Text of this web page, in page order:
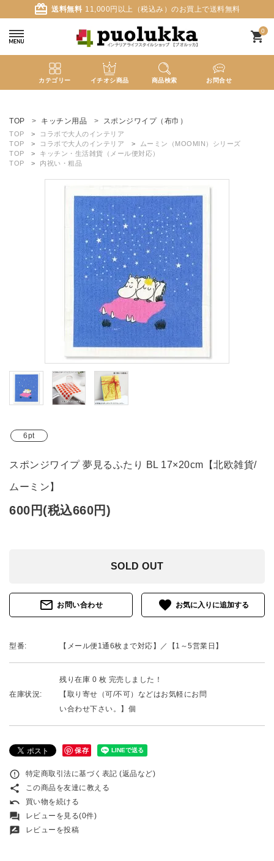
card_giftcard 送料無料 11,000円以上（税込み）のお買上で送料無料
0
shopping_cart
カテゴリー イチオシ商品 商品検索 お問合せ
ようこそ ゲスト 様
meeting_room ログイン person 新規会員登録
search
カテゴリーから探す
TOP キッチン用品 スポンジワイプ（布巾）
TOP
コラボで大人のインテリア
TOP
コラボで大人のインテリア
ムーミン（MOOMIN）シリーズ
TOP
キッチン・生活雑貨（メール便対応）
TOP
内祝い・粗品
6pt
スポンジワイプ 夢見るふたり BL 17×20cm【北欧雑貨/
ムーミン】
600円(税込660円)
SOLD OUT
mail_outline お問い合わせ favorite
型番: 【メール便1通6枚まで対応】／【1～5営業日】
在庫状況:
残り在庫 0 枚 完売しました！
【取り寄せ（可/不可）などはお気軽にお問
い合わせ下さい。】個
保存
error_outline 特定商取引法に基づく表記 (返品など)
share この商品を友達に教える
undo 買い物を続ける
forum レビューを見る(0件)
rate_review レビューを投稿